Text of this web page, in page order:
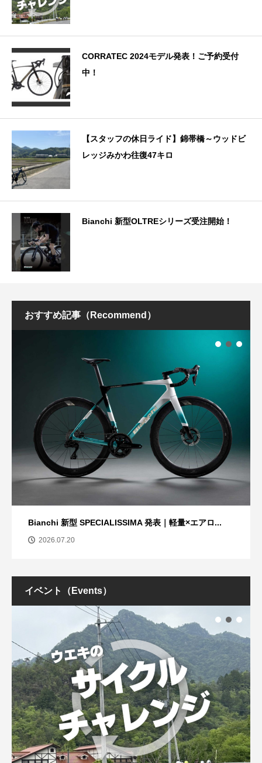
CORRATEC 2024モデル発表！ご予約受付
中！
【スタッフの休日ライド】錦帯橋～ウッドビ
レッジみかわ往復47キロ
Bianchi 新型OLTREシリーズ受注開始！
おすすめ記事（Recommend）
Bianchi 新型 SPECIALISSIMA 発表｜軽量×エアロ...
2026.07.20
イベント（Events）